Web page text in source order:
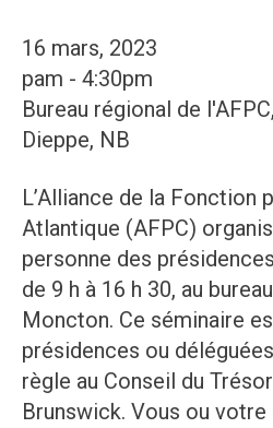
16 mars, 2023
pam - 4:30pm
Bureau régional de
Dieppe, NB
L’Alliance de la Fonction
Atlantique (AFPC)
personne des
de 9 h à 16 h 30, au
Moncton. Ce séminaire
présidences ou
règle au Conseil du
Brunswick. Vous ou